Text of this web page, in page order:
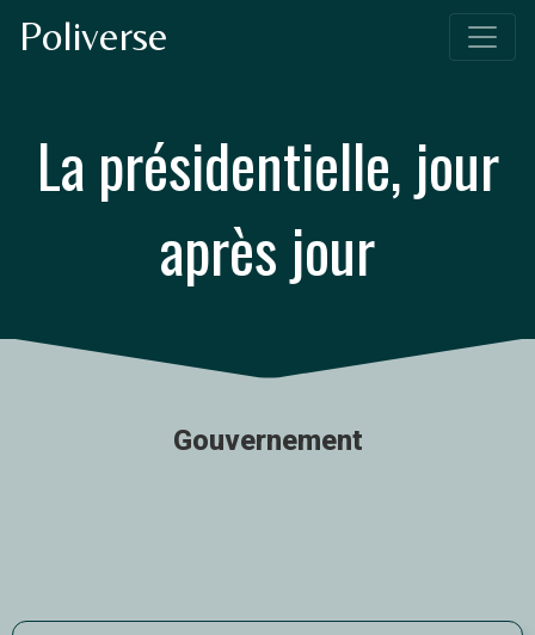
Poliverse
La présidentielle, jour
après jour
Gouvernement